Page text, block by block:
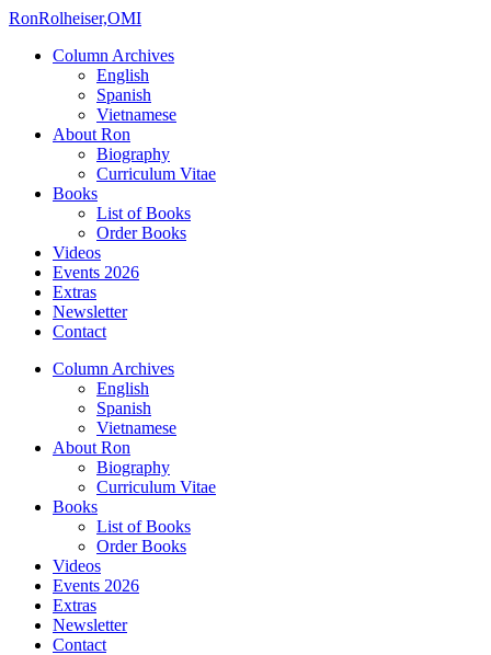
RonRolheiser,OMI
Column Archives
English
Spanish
Vietnamese
About Ron
Biography
Curriculum Vitae
Books
List of Books
Order Books
Videos
Events 2026
Extras
Newsletter
Contact
Column Archives
English
Spanish
Vietnamese
About Ron
Biography
Curriculum Vitae
Books
List of Books
Order Books
Videos
Events 2026
Extras
Newsletter
Contact